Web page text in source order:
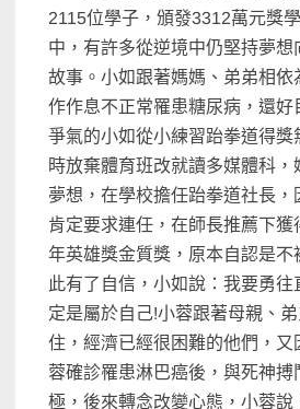
2115位學子，頒發3312萬元獎
中，有許多從逆境中仍堅持夢想
故事。小如跟著媽媽、弟弟相依
作作息不正常罹患糖尿病，還好
爭氣的小如從小練習跆拳道得獎
時放棄體育班改就讀多媒體科，
夢想，在學校擔任跆拳道社長，
肯定要求連任，在師長推薦下獲
年英雄獎金質獎，原本自認是不
此有了自信，小如說：我要勇
定是屬於自己!小蓉跟著母親、
住，經濟已經很困難的他們，又
蓉確診罹患淋巴癌後，與死神搏
極，後來轉念改變心態，小蓉說